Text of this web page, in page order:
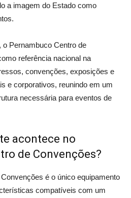
a imagem do Estado como
Pernambuco Centro de
referência nacional na
convenções, exposições e
e corporativos, reunindo em um
necessária para eventos de
acontece no
de Convenções?
é o único equipamento
compatíveis com um